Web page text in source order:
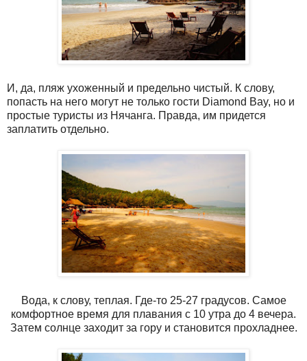
И, да, пляж ухоженный и предельно чистый. К слову,
попасть на него могут не только гости Diamond Bay, но и
простые туристы из Нячанга. Правда, им придется
заплатить отдельно.
Вода, к слову, теплая. Где-то 25-27 градусов. Самое
комфортное время для плавания с 10 утра до 4 вечера.
Затем солнце заходит за гору и становится прохладнее.